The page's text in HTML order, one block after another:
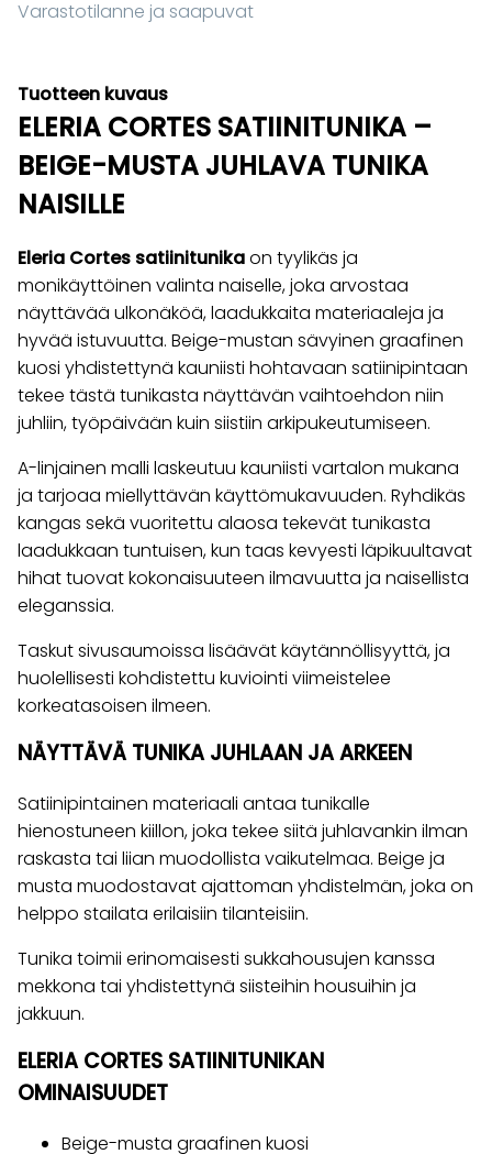
Varastotilanne ja saapuvat
Tuotteen kuvaus
ELERIA CORTES SATIINITUNIKA –
BEIGE-MUSTA JUHLAVA TUNIKA
NAISILLE
Eleria Cortes satiinitunikaon tyylikäs ja
monikäyttöinen valinta naiselle, joka arvostaa
näyttävää ulkonäköä, laadukkaita materiaaleja ja
hyvää istuvuutta. Beige-mustan sävyinen graafinen
kuosi yhdistettynä kauniisti hohtavaan satiinipintaan
tekee tästä tunikasta näyttävän vaihtoehdon niin
juhliin, työpäivään kuin siistiin arkipukeutumiseen.
A-linjainen malli laskeutuu kauniisti vartalon mukana
ja tarjoaa miellyttävän käyttömukavuuden. Ryhdikäs
kangas sekä vuoritettu alaosa tekevät tunikasta
laadukkaan tuntuisen, kun taas kevyesti läpikuultavat
hihat tuovat kokonaisuuteen ilmavuutta ja naisellista
eleganssia.
Taskut sivusaumoissa lisäävät käytännöllisyyttä, ja
huolellisesti kohdistettu kuviointi viimeistelee
korkeatasoisen ilmeen.
NÄYTTÄVÄ TUNIKA JUHLAAN JA ARKEEN
Satiinipintainen materiaali antaa tunikalle
hienostuneen kiillon, joka tekee siitä juhlavankin ilman
raskasta tai liian muodollista vaikutelmaa. Beige ja
musta muodostavat ajattoman yhdistelmän, joka on
helppo stailata erilaisiin tilanteisiin.
Tunika toimii erinomaisesti sukkahousujen kanssa
mekkona tai yhdistettynä siisteihin housuihin ja
jakkuun.
ELERIA CORTES SATIINITUNIKAN
OMINAISUUDET
Beige-musta graafinen kuosi